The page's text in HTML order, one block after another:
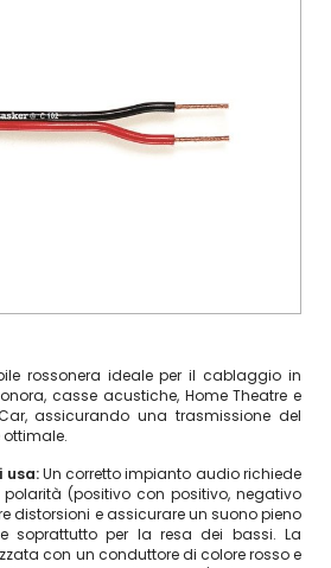
rossonera ideale per il cablaggio in
casse acustiche, Home Theatre e
assicurando una trasmissione del
usa:Un corretto impianto audio richiede
(positivo con positivo, negativo
distorsioni e assicurare un suono pieno
soprattutto per la resa dei bassi. La
con un conduttore di colore rosso e